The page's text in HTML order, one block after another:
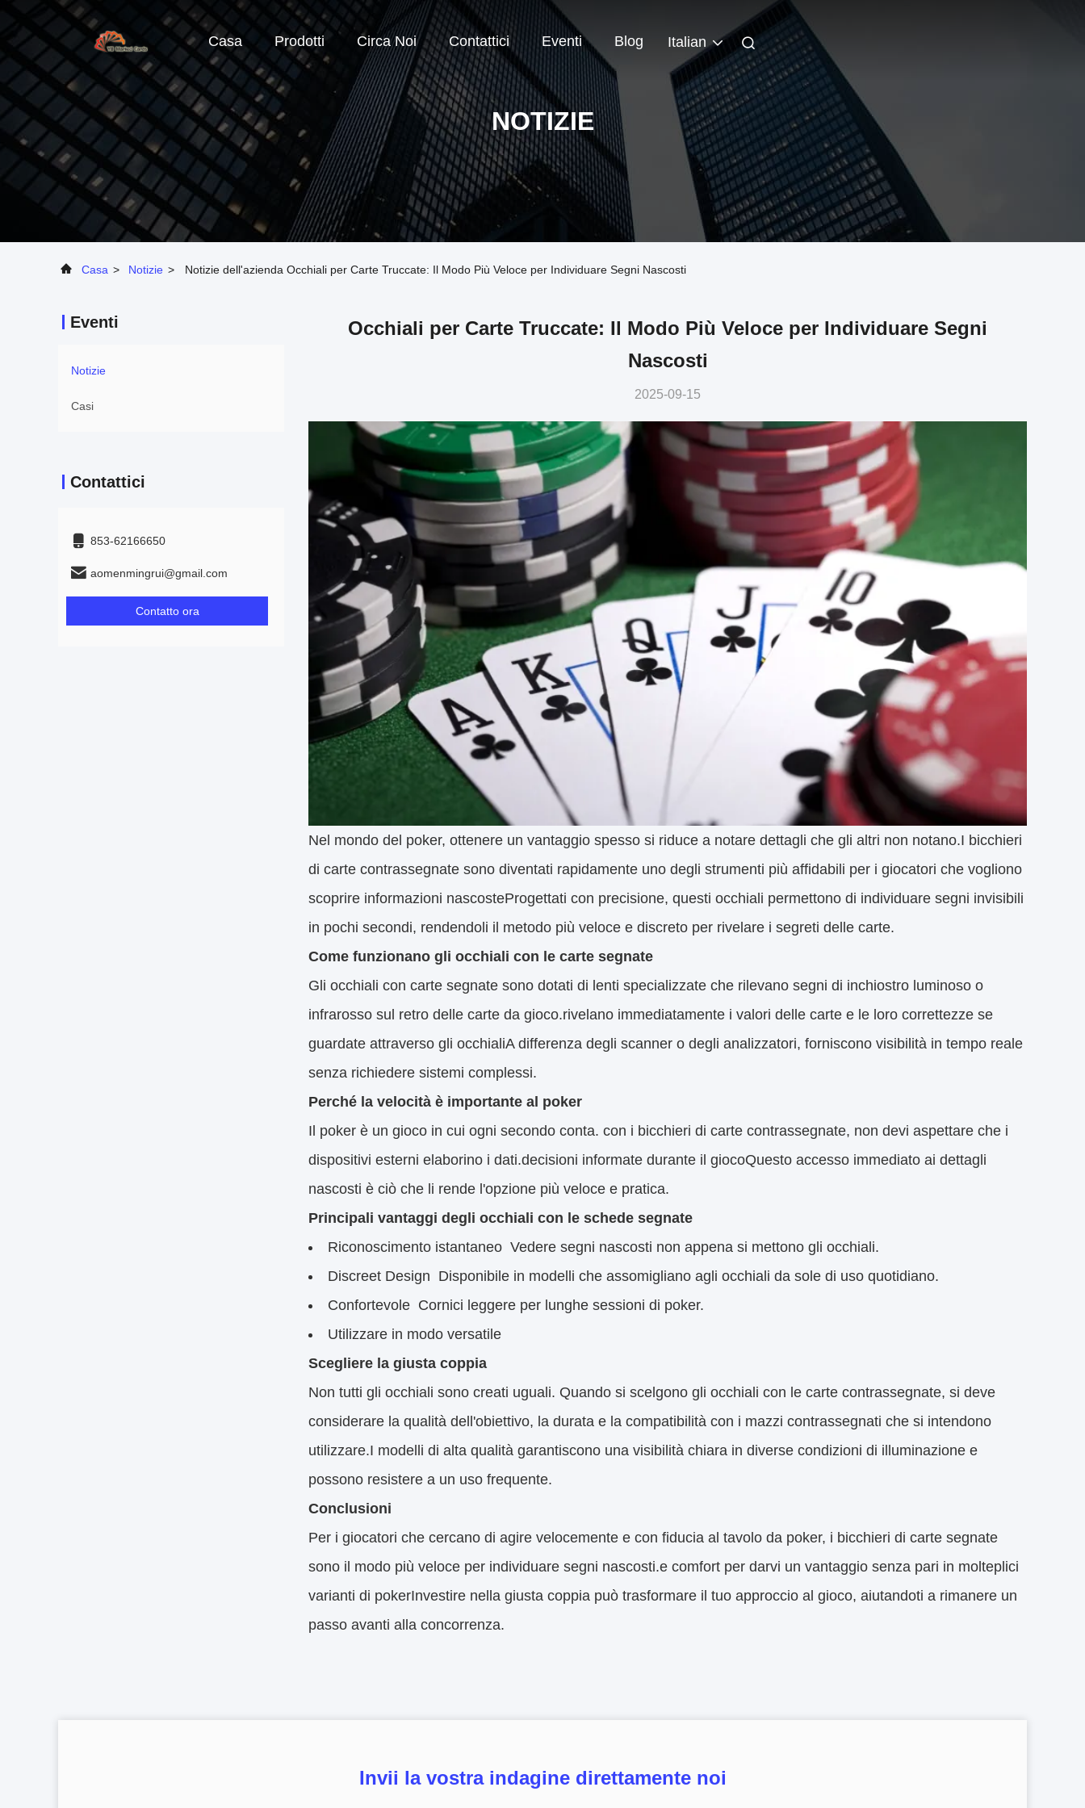
Casa Prodotti Circa Noi Contattici Eventi Blog Italian
NOTIZIE
Casa > Notizie > Notizie dell'azienda Occhiali per Carte Truccate: Il Modo Più Veloce per Individuare Segni Nascosti
Eventi
Notizie
Casi
Contattici
853-62166650‬
aomenmingrui@gmail.com
Contatto ora
Occhiali per Carte Truccate: Il Modo Più Veloce per Individuare Segni
Nascosti
2025-09-15
Nel mondo del poker, ottenere un vantaggio spesso si riduce a notare dettagli che gli altri non notano.I bicchieri
di carte contrassegnate sono diventati rapidamente uno degli strumenti più affidabili per i giocatori che vogliono
scoprire informazioni nascosteProgettati con precisione, questi occhiali permettono di individuare segni invisibili
in pochi secondi, rendendoli il metodo più veloce e discreto per rivelare i segreti delle carte.
Come funzionano gli occhiali con le carte segnate
Gli occhiali con carte segnate sono dotati di lenti specializzate che rilevano segni di inchiostro luminoso o
infrarosso sul retro delle carte da gioco.rivelano immediatamente i valori delle carte e le loro correttezze se
guardate attraverso gli occhialiA differenza degli scanner o degli analizzatori, forniscono visibilità in tempo reale
senza richiedere sistemi complessi.
Perché la velocità è importante al poker
Il poker è un gioco in cui ogni secondo conta. con i bicchieri di carte contrassegnate, non devi aspettare che i
dispositivi esterni elaborino i dati.decisioni informate durante il giocoQuesto accesso immediato ai dettagli
nascosti è ciò che li rende l'opzione più veloce e pratica.
Principali vantaggi degli occhiali con le schede segnate
Riconoscimento istantaneo ️ Vedere segni nascosti non appena si mettono gli occhiali.
Discreet Design ️ Disponibile in modelli che assomigliano agli occhiali da sole di uso quotidiano.
Confortevole ️ Cornici leggere per lunghe sessioni di poker.
Utilizzare in modo versatile
Scegliere la giusta coppia
Non tutti gli occhiali sono creati uguali. Quando si scelgono gli occhiali con le carte contrassegnate, si deve
considerare la qualità dell'obiettivo, la durata e la compatibilità con i mazzi contrassegnati che si intendono
utilizzare.I modelli di alta qualità garantiscono una visibilità chiara in diverse condizioni di illuminazione e
possono resistere a un uso frequente.
Conclusioni
Per i giocatori che cercano di agire velocemente e con fiducia al tavolo da poker, i bicchieri di carte segnate
sono il modo più veloce per individuare segni nascosti.e comfort per darvi un vantaggio senza pari in molteplici
varianti di pokerInvestire nella giusta coppia può trasformare il tuo approccio al gioco, aiutandoti a rimanere un
passo avanti alla concorrenza.
Invii la vostra indagine direttamente noi